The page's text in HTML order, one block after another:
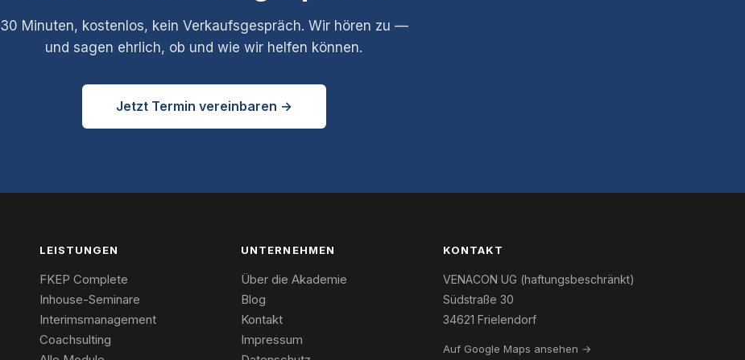
30 Minuten, kostenlos, kein Verkaufsgespräch. Wir hören zu —
und sagen ehrlich, ob und wie wir helfen können.
Jetzt Termin vereinbaren →
LEISTUNGEN
FKEP Complete
Inhouse-Seminare
Interimsmanagement
Coachsulting
UNTERNEHMEN
Über die Akademie
Blog
Kontakt
Impressum
KONTAKT
VENACON UG (haftungsbeschränkt)
Südstraße 30
34621 Frielendorf
Auf Google Maps ansehen →